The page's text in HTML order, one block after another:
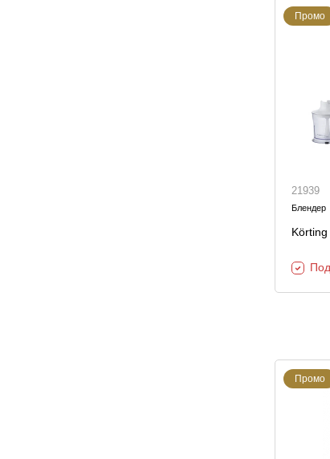
Промо
21939
Блендер
Промо